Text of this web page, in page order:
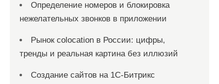
Определение номеров и блокировка
нежелательных звонков в приложении
Рынок colocation в России: цифры,
тренды и реальная картина без иллюзий
Создание сайтов на 1С-Битрикс